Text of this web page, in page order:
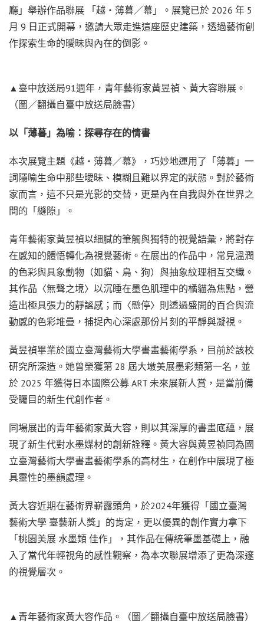
廳」舉辦作品聯展 「越・薄暮／幕」。展覽已於 2026 年 5
月 9 日正式開幕，邀請大眾走進這座歷史建築，透過藝術創
作探索生命的曖昧與內在的倒影。
▲臺中放送局91週年，青年藝術家黃昱禎、黃大容聯展。
（圖／翻攝自臺中放送局臉書）
以「薄暮」為喻：探尋存在的情書
本次展覽主題《越・薄暮／幕》，巧妙地運用了「薄暮」一
詞隱喻生命中那些曖昧、模糊且難以界定的狀態。對於藝術
家而言，這不只是光影的交替，更是內在自我與外在世界之
間的「縫隙」。
青年藝術家黃昱禎以細膩的筆觸與獨特的視覺語彙，將對存
在感知的體悟轉化為視覺藝術。在展出的作品中，常見溫潤
的色彩與具象動物（如貓、鳥、狗）與抽象紋理相互交織。
其作品〈無聲之境〉以沉睡在墨色肌理中的橘貓為焦點，營
造出極具張力的靜謐感；而〈懸停〉則透過盛開的百合與流
動感的色彩堆疊，捕捉內心深處那份片刻的平靜與凝視。
黃昱禎畢業於國立臺灣藝術大學書畫藝術學系，目前於該校
研究所深造。她曾榮獲第 28 屆大墩美展墨彩類第一名，並
於 2025 年獲得日本國際公募 ART 未來展新人賞，是當前備
受矚目的新生代創作者。
同場展出的青年藝術家黃大容，則以其深厚的書畫底蘊，展
現了新生代對水墨媒材的創新詮釋。黃大容與黃昱禎同為國
立臺灣藝術大學書畫藝術學系的高材生，在創作中展現了極
具靈性的墨韻處理。
黃大容近期在藝術界嶄露頭角，於2024年獲得「國立臺灣
藝術大學 臺藝新人獎」的肯定，更以優異的創作實力拿下
「桃園美展 水墨類 佳作」，其作品在傳統筆墨基礎上，融
入了當代年輕視角的感性觀察，為本次聯展增添了更為深邃
的視覺層次。
▲青年藝術家黃大容作品。（圖／翻攝自臺中放送局臉書）